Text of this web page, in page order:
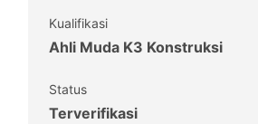
Kualifikasi
Ahli Muda K3 Konstruksi
Status
Terverifikasi